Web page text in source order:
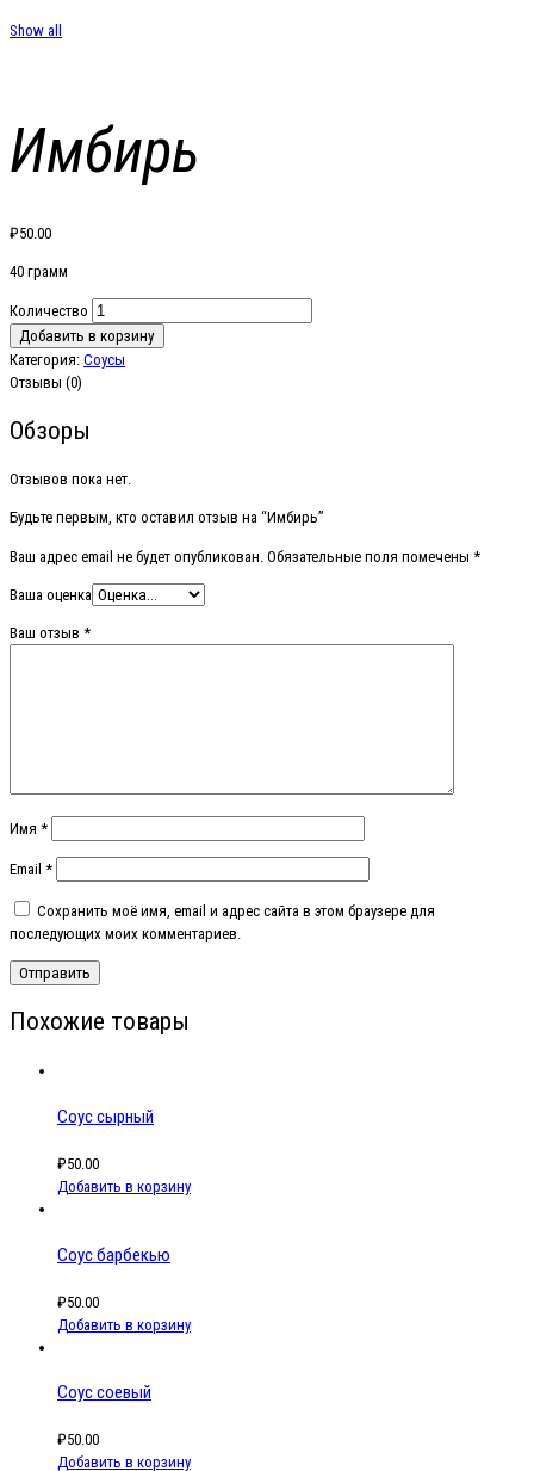
Show all
Имбирь
₽50.00
40 грамм
Количество
Добавить в корзину
Категория: Соусы
Отзывы (0)
Обзоры
Отзывов пока нет.
Будьте первым, кто оставил отзыв на “Имбирь”
Ваш адрес email не будет опубликован. Обязательные поля помечены *
Ваша оценка
Ваш отзыв *
Имя *
Email *
Сохранить моё имя, email и адрес сайта в этом браузере для
последующих моих комментариев.
Похожие товары
Соус сырный
₽50.00
Добавить в корзину
Соус барбекью
₽50.00
Добавить в корзину
Соус соевый
₽50.00
Добавить в корзину